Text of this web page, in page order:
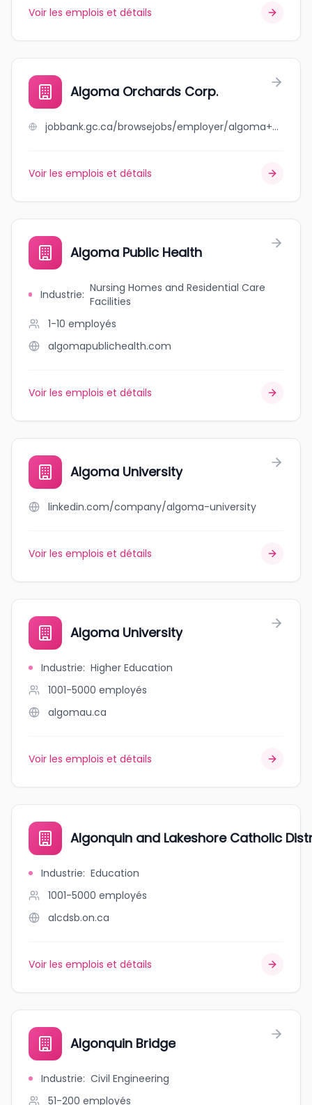
Voir les emplois et détails
Algoma Orchards Corp.
jobbank.gc.ca/browsejobs/employer/algoma+orchards+corp./ca
Voir les emplois et détails
Algoma Public Health
Industrie: Nursing Homes and Residential Care
Facilities
1-10 employés
algomapublichealth.com
Voir les emplois et détails
Algoma University
linkedin.com/company/algoma-university
Voir les emplois et détails
Algoma University
Industrie: Higher Education
1001-5000 employés
algomau.ca
Voir les emplois et détails
Algonquin and Lakeshore Catholic
Industrie: Education
1001-5000 employés
alcdsb.on.ca
Voir les emplois et détails
Algonquin Bridge
Industrie: Civil Engineering
51-200 employés